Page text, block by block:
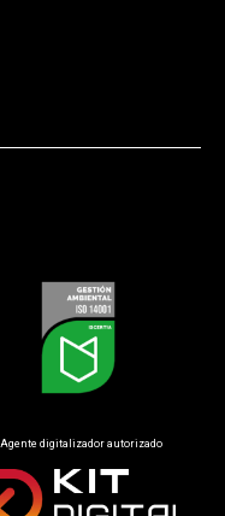
Agente digitalizador autorizado